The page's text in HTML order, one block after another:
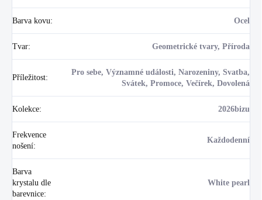
Barva kovu: Ocel
Tvar: Geometrické tvary, Příroda
Příležitost:
Pro sebe, Významné události, Narozeniny, Svatba,
Svátek, Promoce, Večírek, Dovolená
Kolekce: 2026bizu
Frekvence
nošení:
Každodenní
Barva
krystalu dle
barevnice:
White pearl